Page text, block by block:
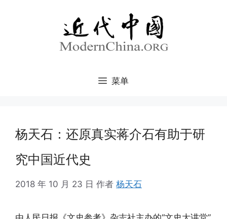
菜单
杨天石：还原真实蒋介石有助于研
究中国近代史
2018 年 10 月 23 日 作者 杨天石